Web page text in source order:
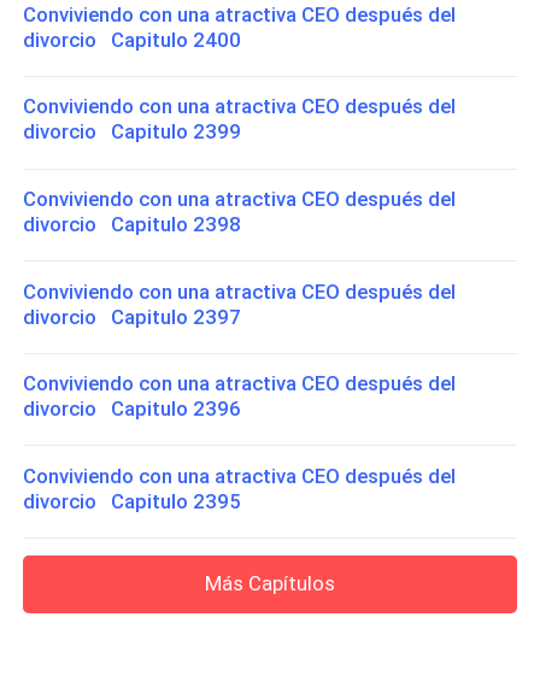
Conviviendo con una atractiva CEO después del
divorcio Capitulo 2400
Conviviendo con una atractiva CEO después del
divorcio Capitulo 2399
Conviviendo con una atractiva CEO después del
divorcio Capitulo 2398
Conviviendo con una atractiva CEO después del
divorcio Capitulo 2397
Conviviendo con una atractiva CEO después del
divorcio Capitulo 2396
Conviviendo con una atractiva CEO después del
divorcio Capitulo 2395
Más Capítulos